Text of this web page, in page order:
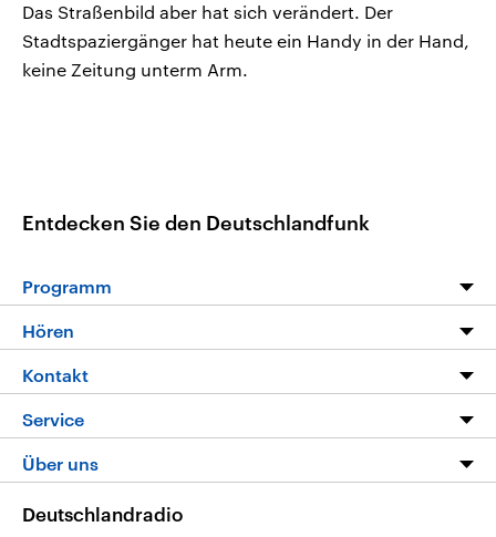
Das Straßenbild aber hat sich verändert. Der
Stadtspaziergänger hat heute ein Handy in der Hand,
keine Zeitung unterm Arm.
Entdecken Sie den Deutschlandfunk
Programm
Programm
Die Nachrichten
Nachrichtenleicht
Neue Beiträge auf dlf.de
Hören
Livestream
Podcasts
Deutschlandfunk App
Nachrichten App
Kontakt
Hörerservice
Service
FAQ
Veranstaltungen
Über uns
Deutschlandradio